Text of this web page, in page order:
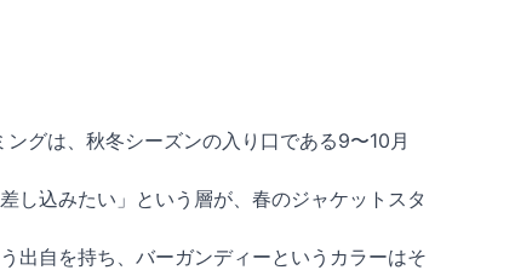
グは、秋冬シーズンの入り口である9〜10月
し込みたい」という層が、春のジャケットスタ
出自を持ち、バーガンディーというカラーはそ